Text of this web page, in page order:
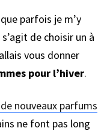
parfois je m’y
de choisir un à
vous donner
pour l’hiver.
nouveaux parfums
ne font pas long